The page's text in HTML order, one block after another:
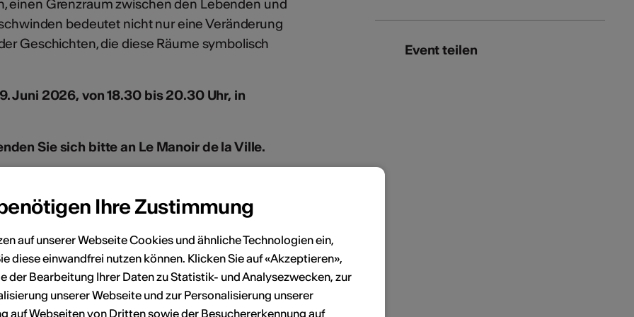
einen Grenzraum zwischen den Lebenden und
bedeutet nicht nur eine Veränderung
Geschichten, die diese Räume symbolisch
Juni 2026, von 18.30 bis 20.30 Uhr, in
Sie sich bitte an Le Manoir de la Ville.
2026 © Aline Paley
ganioz-project-space.html
Event teilen
Ihre Zustimmung
auf unserer Webseite Cookies und ähnliche Technologien ein,
diese einwandfrei nutzen können. Klicken Sie auf «Akzeptieren»,
der Bearbeitung Ihrer Daten zu Statistik- und Analysezwecken, zur
unserer Webseite und zur Personalisierung unserer
auf Webseiten von Dritten sowie der Besuchererkennung auf